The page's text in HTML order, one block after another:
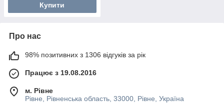
Купити
Про нас
98% позитивних з 1306 відгуків за рік
Працює з 19.08.2016
м. Рівне
Рівне, Рівненська область, 33000, Рівне, Україна